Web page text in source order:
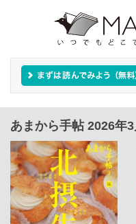
あまから手帖 2026年